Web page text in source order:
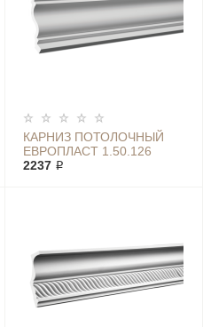
КАРНИЗ ПОТОЛОЧНЫЙ
ЕВРОПЛАСТ 1.50.126
2237 ₽